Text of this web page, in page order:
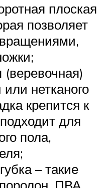
плоская
позволяет
нетканого
крепится к
для
пола,
– такие